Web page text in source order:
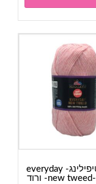
חוט אנטיפילינג- everyday
new tweed- 75126- ורוד